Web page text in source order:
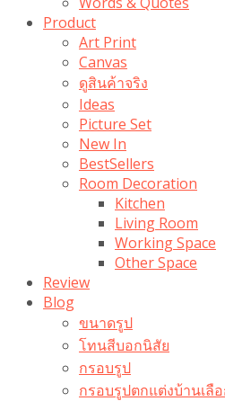
Product
Art Print
Canvas
ดูสินค้าจริง
Ideas
Picture Set
New In
BestSellers
Room Decoration
Kitchen
Living Room
Working Space
Other Space
Review
Blog
ขนาดรูป
โทนสีบอกนิสัย
กรอบรูป
กรอบรูปตกแต่งบ้านเลื